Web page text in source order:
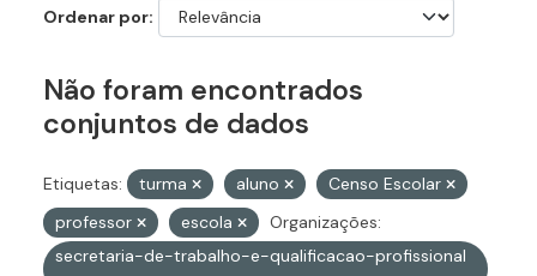
Ordenar por
Não foram encontrados
conjuntos de dados
Etiquetas: turma aluno
Censo Escolar
professor
escola
Organizações:
secretaria-de-trabalho-e-qualificacao-profissional